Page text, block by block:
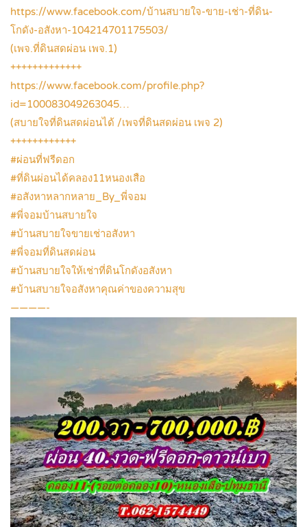
https://www.facebook.com/บ้านสบายใจ-ขาย-เช่า-ที่ดิน-
โกดัง-อสังหา-104214701175503/
(เพจ.ที่ดินสดผ่อน เพจ.1)
+++++++++++++
https://www.facebook.com/profile.php?
id=100083049263045…
(สบายใจที่ดินสดผ่อนได้ /เพจที่ดินสดผ่อน เพจ 2)
++++++++++++
#ผ่อนที่ฟรีดอก
#ที่ดินผ่อนได้คลอง11หนองเสือ
#อสังหาหลากหลาย_By_พี่จอม
#พี่จอมบ้านสบายใจ
#บ้านสบายใจขายเช่าอสังหา
#พี่จอมที่ดินสดผ่อน
#บ้านสบายใจให้เช่าที่ดินโกดังอสังหา
#บ้านสบายใจอสังหาคุณค่าของความสุข
————-